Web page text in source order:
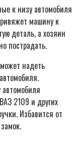
к низу автомобиля
машину к
деталь, а хозяин
пострадать.
надеть
2109 и других
Избавится от